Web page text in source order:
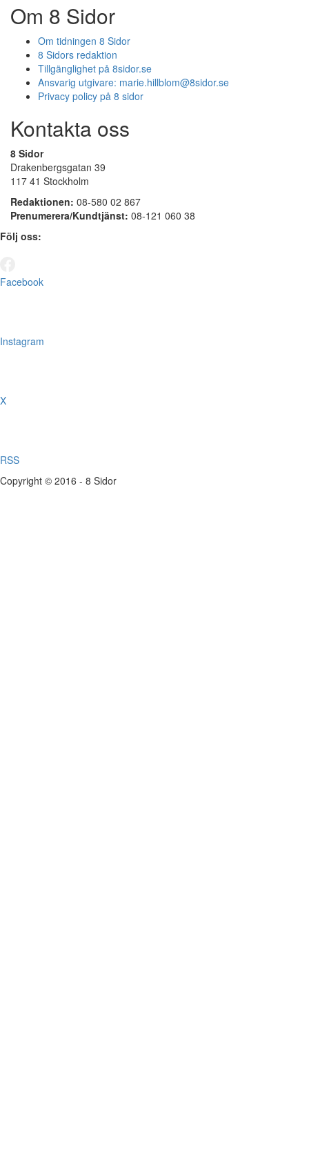
Om 8 Sidor
Om tidningen 8 Sidor
8 Sidors redaktion
Tillgänglighet på 8sidor.se
Ansvarig utgivare: marie.hillblom@8sidor.se
Privacy policy på 8 sidor
Kontakta oss
8 Sidor
Drakenbergsgatan 39
117 41 Stockholm
Redaktionen: 08-580 02 867
Prenumerera/Kundtjänst: 08-121 060 38
Följ oss:
Facebook
Instagram
X
RSS
Copyright © 2016 - 8 Sidor